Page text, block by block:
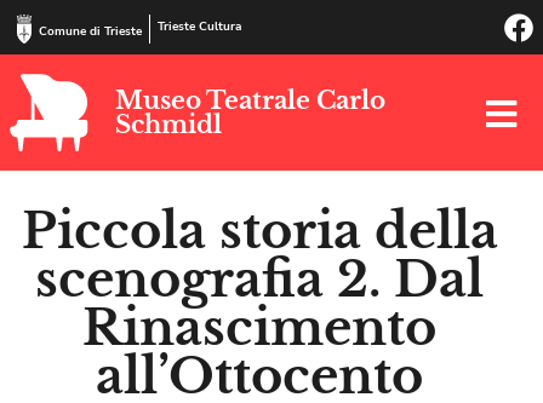
Comune di Trieste Trieste Cultura
Museo Teatrale Carlo
Schmidl
Piccola storia della
scenografia 2. Dal
Rinascimento
all’Ottocento